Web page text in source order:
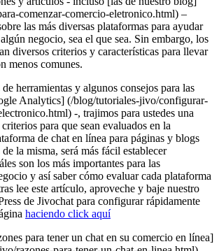
comenzar-comercio-eletronico.html) –
las más diversas plataformas para ayudar
negocio, sea el que sea. Sin embargo, los
diversos criterios y características para llevar
menos comunes.
herramientas y algunos consejos para las
Analytics] (/blog/tutoriales-jivo/configurar-
-, trajimos para ustedes una
para que sean evaluados en la
de chat en línea para páginas y blogs
la misma, será más fácil establecer
son los más importantes para las
y así saber cómo evaluar cada plataforma
lee este artículo, aproveche y baje nuestro
de Jivochat para configurar rápidamente
haciendo click aquí
para tener un chat en su comercio en línea]